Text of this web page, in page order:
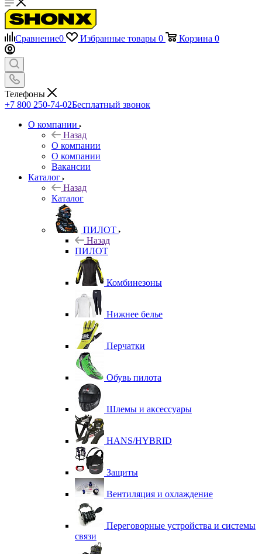
Сравнение0 Избранные товары 0 Корзина 0
Телефоны
+7 800 250-74-02Бесплатный звонок
О компании
Назад
О компании
О компании
Вакансии
Каталог
Назад
Каталог
ПИЛОТ
Назад
ПИЛОТ
Комбинезоны
Нижнее белье
Перчатки
Обувь пилота
Шлемы и аксессуары
HANS/HYBRID
Защиты
Вентиляция и охлаждение
Переговорные устройства и системы
связи